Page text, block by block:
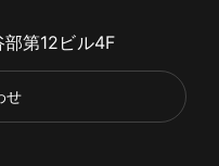
第12ビル4F
せ